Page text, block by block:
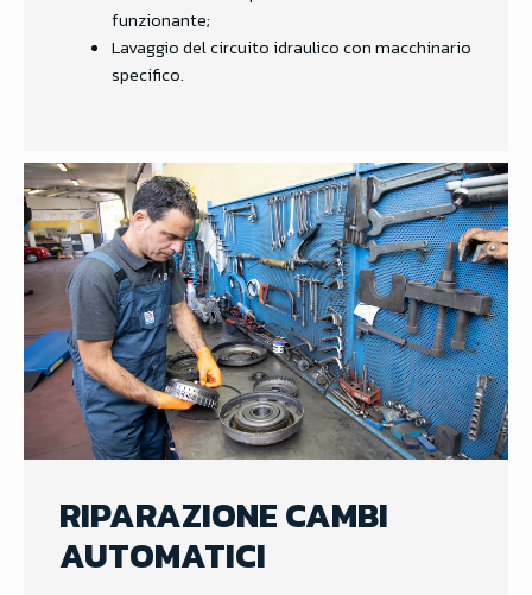
funzionante;
Lavaggio del circuito idraulico con macchinario
specifico.
RIPARAZIONE CAMBI
AUTOMATICI